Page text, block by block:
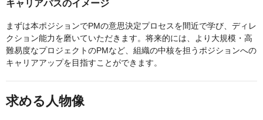
キャリアパスのイメージ
まずは本ポジションでPMの意思決定プロセスを間近で学び、ディレ
クション能力を磨いていただきます。将来的には、より大規模・高
難易度なプロジェクトのPMなど、組織の中核を担うポジションへの
キャリアアップを目指すことができます。
求める人物像